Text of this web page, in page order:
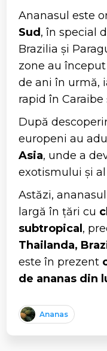
Ananasul este
Sud, în special
Brazilia și
zone au
de ani în urmă,
rapid în Caraibe
După
europeni au
Asia, unde a
exotismului și
Astăzi,
largă în țări cu
subtropical,
Thailanda,
este în prezent
de ananas din
Ananas